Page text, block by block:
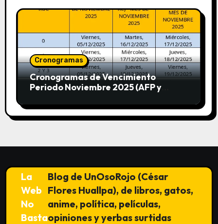
Cronogramas
Cronogramas de Vencimiento
Periodo Noviembre 2025 (AFP y
La
Web
No
Basta
Blog de UnOsoRojo (César
Flores Huallpa), de libros, gatos,
anime, política, películas,
opiniones y yerbas surtidas